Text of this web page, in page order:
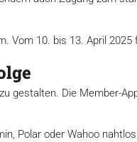
Vom 10. bis 13. April 2025
gestalten. Die Member-
Polar oder Wahoo